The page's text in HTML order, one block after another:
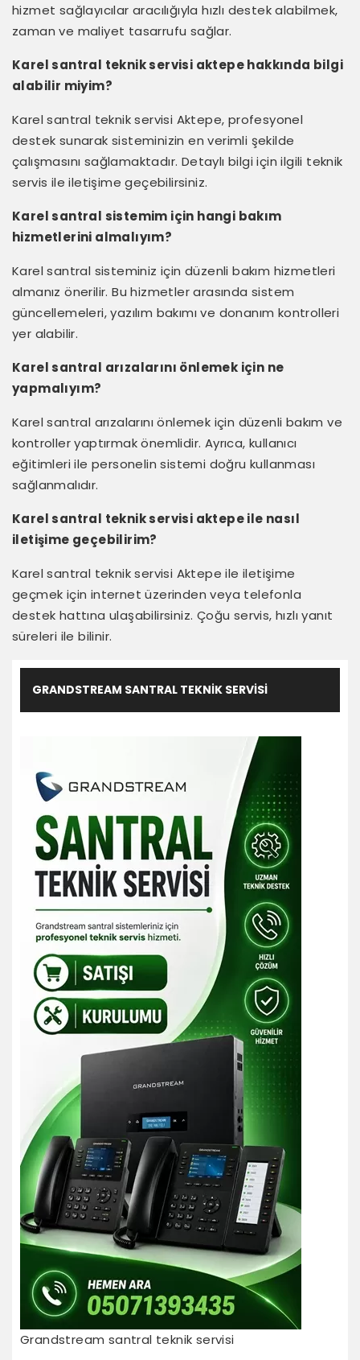
hizmet sağlayıcılar aracılığıyla hızlı destek alabilmek,
zaman ve maliyet tasarrufu sağlar.
Karel santral teknik servisi aktepe hakkında bilgi
alabilir miyim?
Karel santral teknik servisi Aktepe, profesyonel
destek sunarak sisteminizin en verimli şekilde
çalışmasını sağlamaktadır. Detaylı bilgi için ilgili teknik
servis ile iletişime geçebilirsiniz.
Karel santral sistemim için hangi bakım
hizmetlerini almalıyım?
Karel santral sisteminiz için düzenli bakım hizmetleri
almanız önerilir. Bu hizmetler arasında sistem
güncellemeleri, yazılım bakımı ve donanım kontrolleri
yer alabilir.
Karel santral arızalarını önlemek için ne
yapmalıyım?
Karel santral arızalarını önlemek için düzenli bakım ve
kontroller yaptırmak önemlidir. Ayrıca, kullanıcı
eğitimleri ile personelin sistemi doğru kullanması
sağlanmalıdır.
Karel santral teknik servisi aktepe ile nasıl
iletişime geçebilirim?
Karel santral teknik servisi Aktepe ile iletişime
geçmek için internet üzerinden veya telefonla
destek hattına ulaşabilirsiniz. Çoğu servis, hızlı yanıt
süreleri ile bilinir.
GRANDSTREAM SANTRAL TEKNIK SERVISI
Grandstream santral teknik servisi